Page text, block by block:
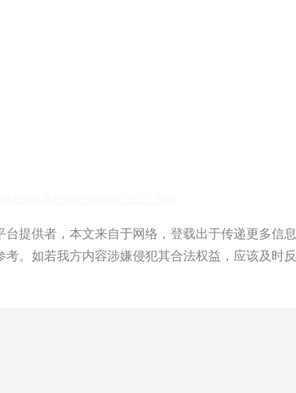
供者，本文来自于网络，登载出于传递更多信
。如若我方内容涉嫌侵犯其合法权益，应该及时